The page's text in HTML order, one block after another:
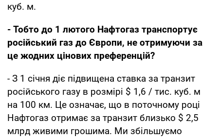
куб. м.
- Тобто до 1 лютого Нафтогаз транспортує
російський газ до Європи, не отримуючи за
це жодних цінових преференцій?
- З 1 січня діє підвищена ставка за транзит
російського газу в розмірі $ 1,6 / тис. куб. м
на 100 км. Це означає, що в поточному році
Нафтогаз отримає за транзит близько $ 2,5
млрд живими грошима. Ми збільшуємо